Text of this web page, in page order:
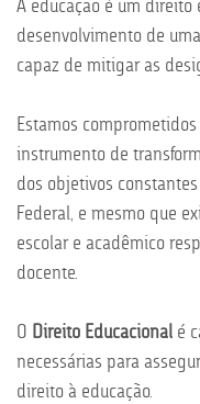
A educação é um direito
desenvolvimento de
capaz de mitigar as
Estamos
instrumento de
dos objetivos
Federal, e mesmo que
escolar e acadêmico
docente.
O Direito Educacional é
necessárias para
direito à educação.